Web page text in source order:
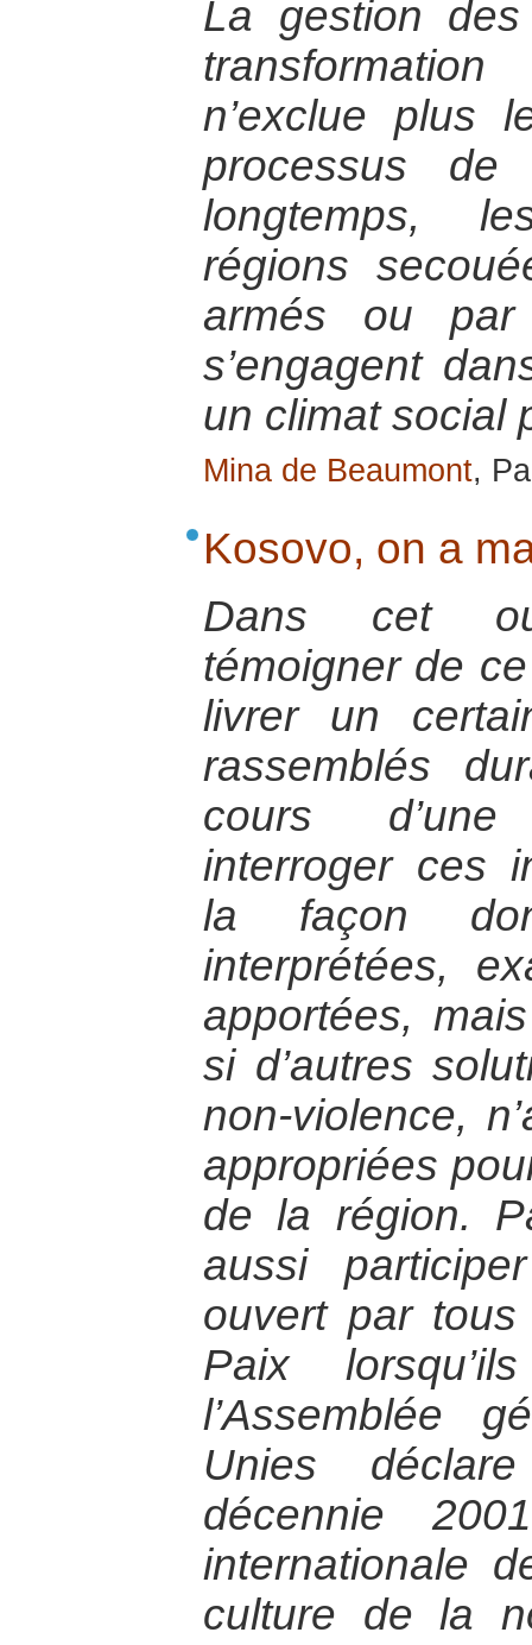
La gestion
n’exclue plus
processus de
longtemps,
régions
armés ou
s’engagent
un climat social
Mina de Beaumont,
Kosovo, on a
Dans cet
témoigner de
livrer un
rassemblés
cours d’une
interroger ces
la façon
interprétées,
apportées,
si d’autres
non-violence,
appropriées
de la région.
aussi
ouvert par
Paix
l’Assemblée
Unies
décennie
internationale
culture de la